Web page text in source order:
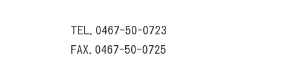
TEL.0467-50-0723
FAX.0467-50-0725